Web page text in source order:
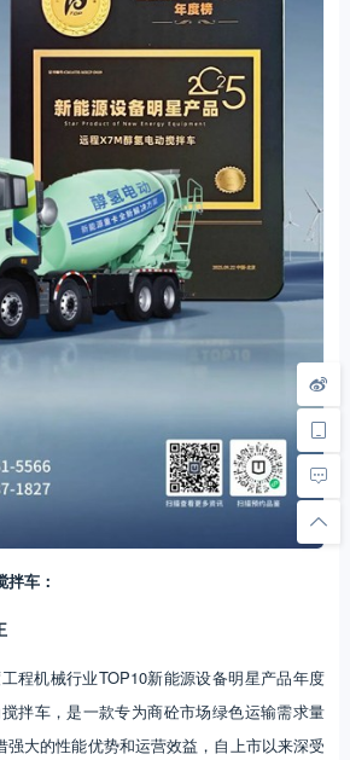
车：
程机械行业TOP10新能源设备明星产品年度
拌车，是一款专为商砼市场绿色运输需求量
强大的性能优势和运营效益，自上市以来深受